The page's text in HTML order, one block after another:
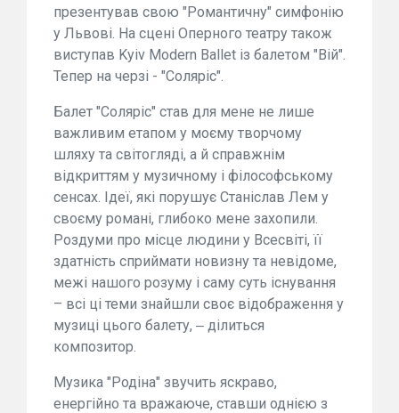
презентував свою "Романтичну" симфонію
у Львові. На сцені Оперного театру також
виступав Kyiv Modern Ballet із балетом "Вій".
Тепер на черзі - "Соляріс".
Балет "Соляріс" став для мене не лише
важливим етапом у моєму творчому
шляху та світогляді, а й справжнім
відкриттям у музичному і філософському
сенсах. Ідеї, які порушує Станіслав Лем у
своєму романі, глибоко мене захопили.
Роздуми про місце людини у Всесвіті, її
здатність сприймати новизну та невідоме,
межі нашого розуму і саму суть існування
– всі ці теми знайшли своє відображення у
музиці цього балету, ‒ ділиться
композитор.
Музика "Родіна" звучить яскраво,
енергійно та вражаюче, ставши однією з